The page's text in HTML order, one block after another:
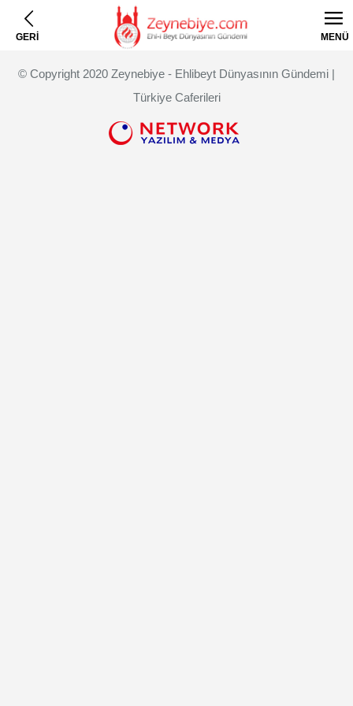
GERİ MENÜ
© Copyright 2020 Zeynebiye - Ehlibeyt Dünyasının Gündemi |
Türkiye Caferileri